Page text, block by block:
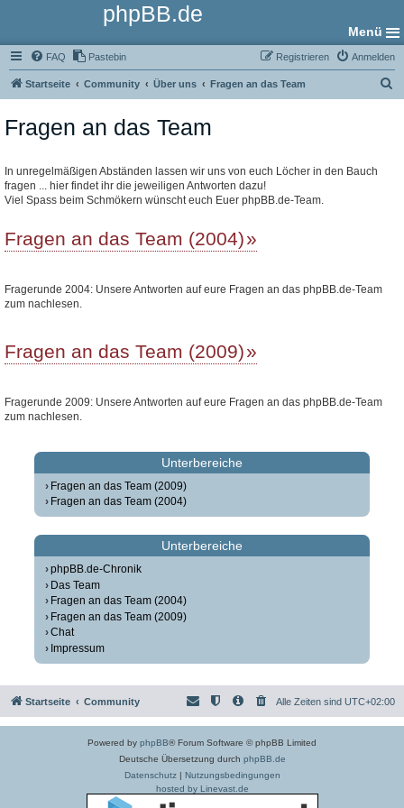
phpBB.de
Menü
FAQ Pastebin Anmelden
Registrieren
Startseite Community Über uns Fragen an das Team
Fragen an das Team
In unregelmäßigen Abständen lassen wir uns von euch Löcher in den Bauch
fragen ... hier findet ihr die jeweiligen Antworten dazu!
Viel Spass beim Schmökern wünscht euch Euer phpBB.de-Team.
Fragen an das Team (2004)
Fragerunde 2004: Unsere Antworten auf eure Fragen an das phpBB.de-Team
zum nachlesen.
Fragen an das Team (2009)
Fragerunde 2009: Unsere Antworten auf eure Fragen an das phpBB.de-Team
zum nachlesen.
Unterbereiche
Fragen an das Team (2009)
Fragen an das Team (2004)
Unterbereiche
phpBB.de-Chronik
Das Team
Fragen an das Team (2004)
Fragen an das Team (2009)
Chat
Impressum
Startseite Community Alle Zeiten sind UTC+02:00
Powered by phpBB® Forum Software © phpBB Limited
Deutsche Übersetzung durch phpBB.de
Datenschutz| Nutzungsbedingungen
hosted by Linevast.de